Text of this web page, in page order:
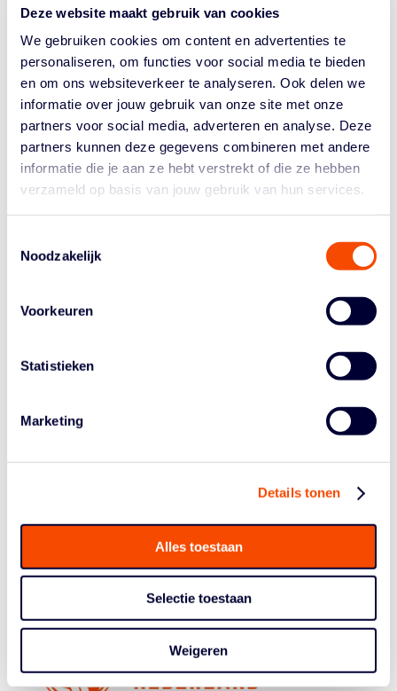
Deze website maakt gebruik van cookies
We gebruiken cookies om content en advertenties te
personaliseren, om functies voor social media te bieden
en om ons websiteverkeer te analyseren. Ook delen we
informatie over jouw gebruik van onze site met onze
partners voor social media, adverteren en analyse. Deze
partners kunnen deze gegevens combineren met andere
informatie die je aan ze hebt verstrekt of die ze hebben
verzameld op basis van jouw gebruik van hun services.
Noodzakelijk
Voorkeuren
Statistieken
Marketing
Details tonen
Alles toestaan
Selectie toestaan
Weigeren
Onder andere een 7-0 run door Liselot Kulk maakte 56-
bracht. TopKip Lions bleef knokken voor wat het waard
was maar kwam niet meer dichterbij dan 5 punten
verschil.
Lotte van Kruistum (foto hierboven) werd tot ‘Koningin
van de Wedstrijd’ gekroond. Ze scoorde 17 punten,
greep 12 rebounds en was naarmate de wedstrijd
vorderde steeds beter in staat Richelle van der Keijl (16
wedstrijd af. “Het voelde als 25…”
Grasshoppers de zege en in dit geval een prijs bezorgt.
Wat zijn dan toch die aanpassingen die Sportiff verzint?
prijsgeven”, al erkent ze dat het geheim van het
Katwijkse succes in ieder geval deels in de rust ligt. “Wat
het ook is: je ziet dat het goede aanpassingen zijn die
we doen.”
offs gericht. "Natuurlijk draait het uiteindelijk om die titel,
herhaalt hoe hij alle fases van de competitie benadert.
"We bekijken alles één prijs per keer."